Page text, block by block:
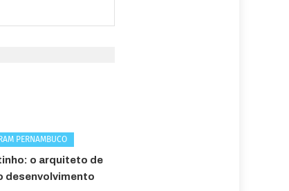
PERNAMBUCO
o arquiteto de
desenvolvimento